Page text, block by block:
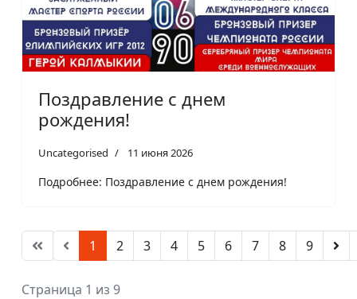
Поздравление с днем
рождения!
Uncategorised 11 июня 2026
Подробнее: Поздравление с днем рождения!
1 2 3 4 5 6 7 8 9
Страница 1 из 9